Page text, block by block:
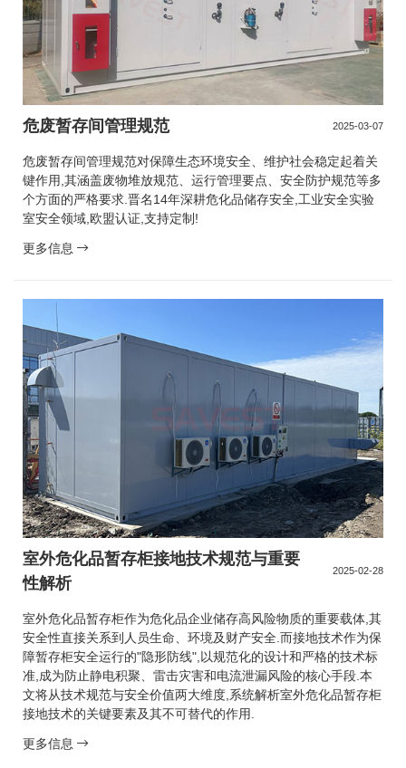
危废暂存间管理规范 2025-03-07
危废暂存间管理规范对保障生态环境安全、维护社会稳定起着关
键作用,其涵盖废物堆放规范、运行管理要点、安全防护规范等多
个方面的严格要求.晋名14年深耕危化品储存安全,工业安全实验
室安全领域,欧盟认证,支持定制!
更多信息
室外危化品暂存柜接地技术规范与重要
性解析
2025-02-28
室外危化品暂存柜作为危化品企业储存高风险物质的重要载体,其
安全性直接关系到人员生命、环境及财产安全.而接地技术作为保
障暂存柜安全运行的"隐形防线",以规范化的设计和严格的技术标
准,成为防止静电积聚、雷击灾害和电流泄漏风险的核心手段.本
文将从技术规范与安全价值两大维度,系统解析室外危化品暂存柜
接地技术的关键要素及其不可替代的作用.
更多信息